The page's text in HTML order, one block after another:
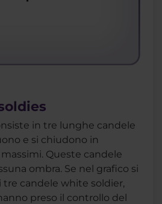
in tre lunghe candele
e si chiudono in
Queste candele
ombra. Se nel grafico si
candele white soldier,
preso il controllo del